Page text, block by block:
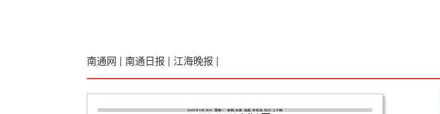
南通网 | 南通日报 | 江海晚报 |